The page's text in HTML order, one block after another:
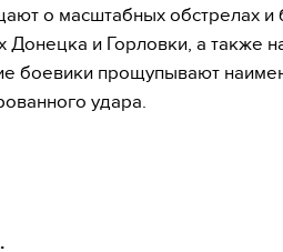
о масштабных обстрелах и
Донецка и Горловки, а также
боевики прощупывают
удара.